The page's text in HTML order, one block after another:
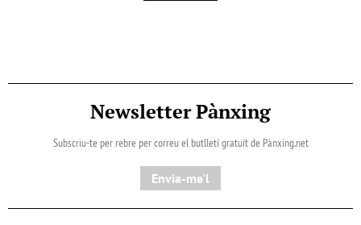
Newsletter Pànxing
Subscriu-te per rebre per correu el butlletí gratuït de Pànxing.net​
Envia-me'l